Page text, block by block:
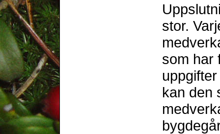
stor.
som har
kan den